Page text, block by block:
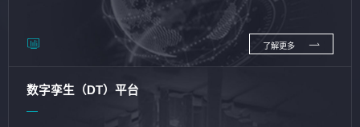
了解更多
数字孪生（DT）平台